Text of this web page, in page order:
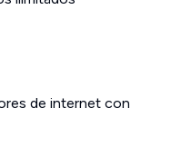
de internet con